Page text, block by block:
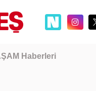
Haberleri